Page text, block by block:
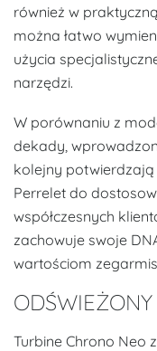
również w
można łatwo
użycia
narzędzi.
W porównaniu z
dekady,
kolejny
Perrelet do
współczesnych
zachowuje swoje
wartościom
Turbine Chrono Neo